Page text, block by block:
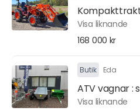
Visa liknande
168 000 kr
Butik Eda
ATV vagnar :
Visa liknande